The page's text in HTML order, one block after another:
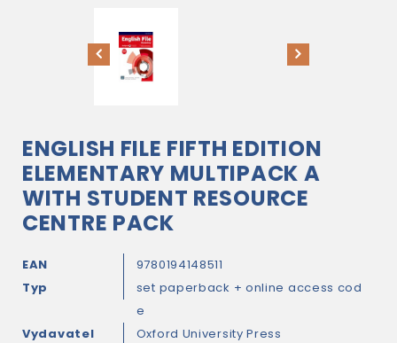
ENGLISH FILE FIFTH EDITION
ELEMENTARY MULTIPACK A
WITH STUDENT RESOURCE
CENTRE PACK
EAN
9780194148511
Typ
set paperback + online access cod
e
Vydavatel
Oxford University Press